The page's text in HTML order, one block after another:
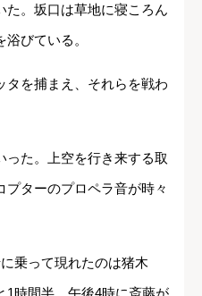
た。坂口は草地に寝ころん
びている。
タを捕まえ、それらを戦わ
った。上空を行き来する取
ターのプロペラ音が時々
乗って現れたのは猪木
1時間半、午後4時に斎藤が